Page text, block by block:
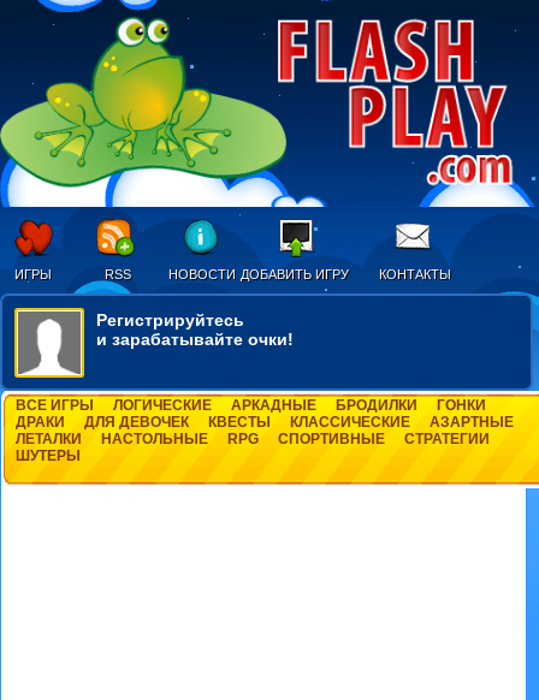
ИГРЫ RSS НОВОСТИ ДОБАВИТЬ ИГРУ КОНТАКТЫ
Регистрируйтесь
и зарабатывайте очки!
ВСЕ ИГРЫ ЛОГИЧЕСКИЕ АРКАДНЫЕ БРОДИЛКИ
ГОНКИ
ДРАКИ
ДЛЯ ДЕВОЧЕК КВЕСТЫ КЛАССИЧЕСКИЕ
АЗАРТНЫЕ
ЛЕТАЛКИ
НАСТОЛЬНЫЕ RPG СПОРТИВНЫЕ
СТРАТЕГИИ
ШУТЕРЫ